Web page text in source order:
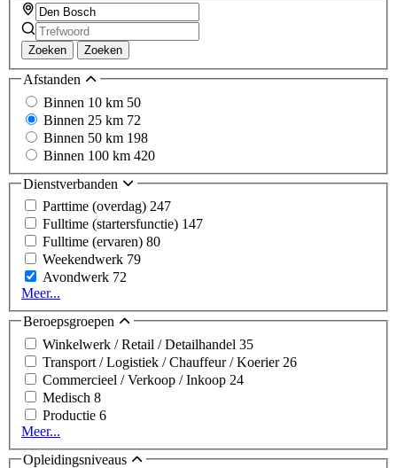
Zoeken Zoeken
Afstanden
Binnen 10 km 50
Binnen 25 km 72
Binnen 50 km 198
Binnen 100 km 420
Dienstverbanden
Parttime (overdag) 247
Fulltime (startersfunctie) 147
Fulltime (ervaren) 80
Weekendwerk 79
Avondwerk 72
Meer...
Beroepsgroepen
Winkelwerk / Retail / Detailhandel 35
Transport / Logistiek / Chauffeur / Koerier 26
Commercieel / Verkoop / Inkoop 24
Medisch 8
Productie 6
Meer...
Opleidingsniveaus